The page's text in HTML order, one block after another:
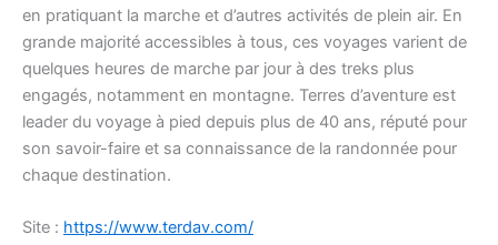
en pratiquant la marche et d’autres activités de plein air. En
grande majorité accessibles à tous, ces voyages varient de
quelques heures de marche par jour à des treks plus
engagés, notamment en montagne. Terres d’aventure est
leader du voyage à pied depuis plus de 40 ans, réputé pour
son savoir-faire et sa connaissance de la randonnée pour
chaque destination.
Site : https://www.terdav.com/